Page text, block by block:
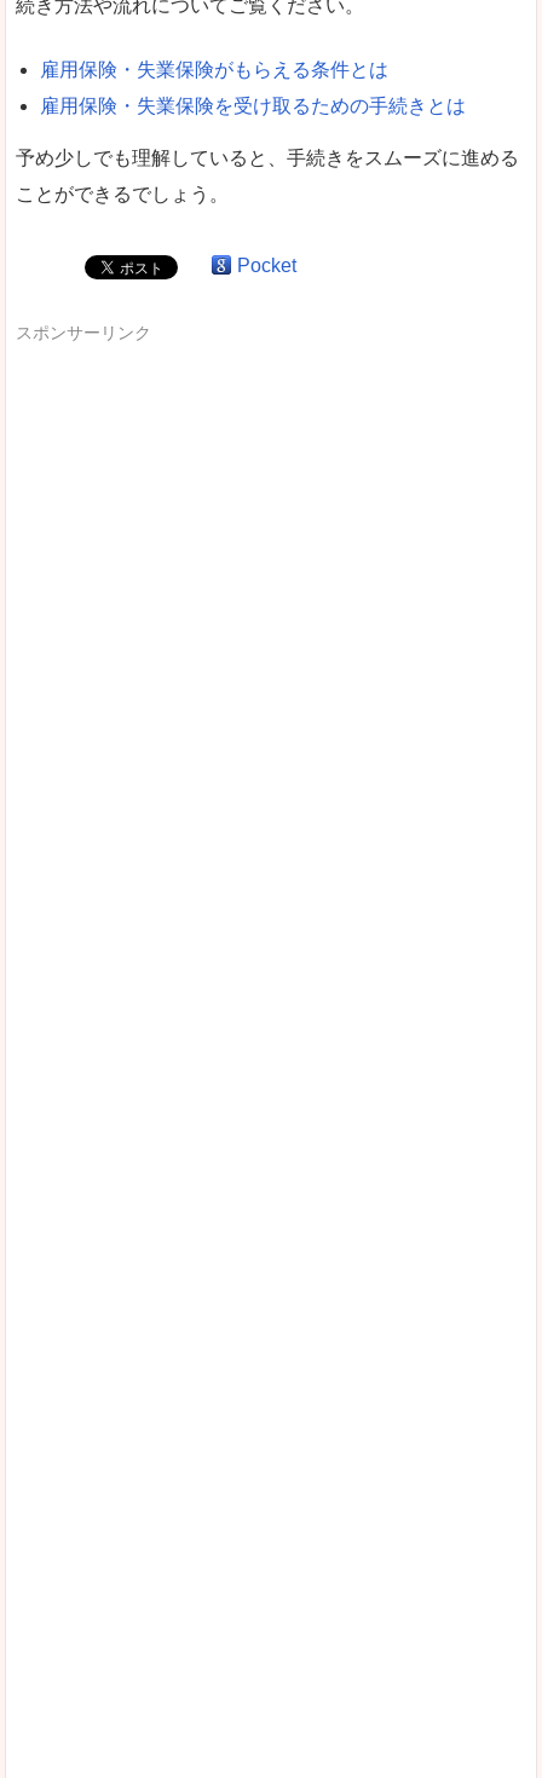
続き方法や流れについてご覧ください。
雇用保険・失業保険がもらえる条件とは
雇用保険・失業保険を受け取るための手続きとは
予め少しでも理解していると、手続きをスムーズに進める
ことができるでしょう。
Pocket
スポンサーリンク